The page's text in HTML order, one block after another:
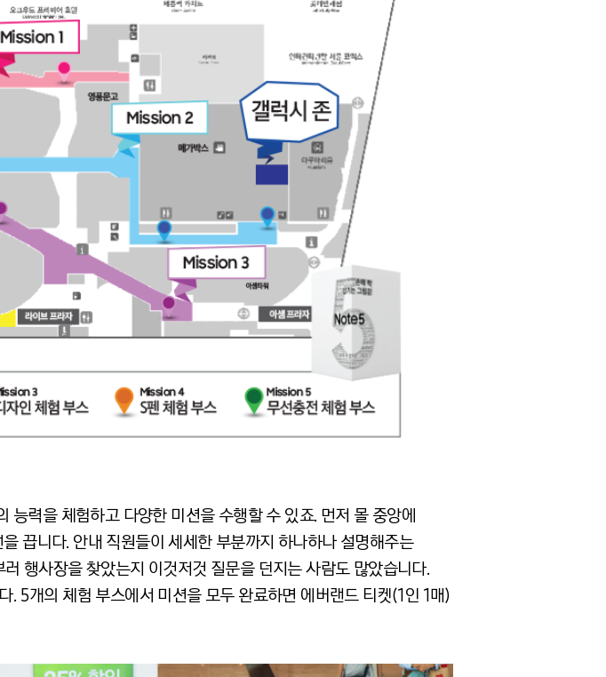
력을 체험하고 다양한 미션을 수행할 수 있죠. 먼저 몰 중앙에
끕니다. 안내 직원들이 세세한 부분까지 하나하나 설명해주는
행사장을 찾았는지 이것저것 질문을 던지는 사람도 많았습니다.
5개의 체험 부스에서 미션을 모두 완료하면 에버랜드 티켓(1인 1매)